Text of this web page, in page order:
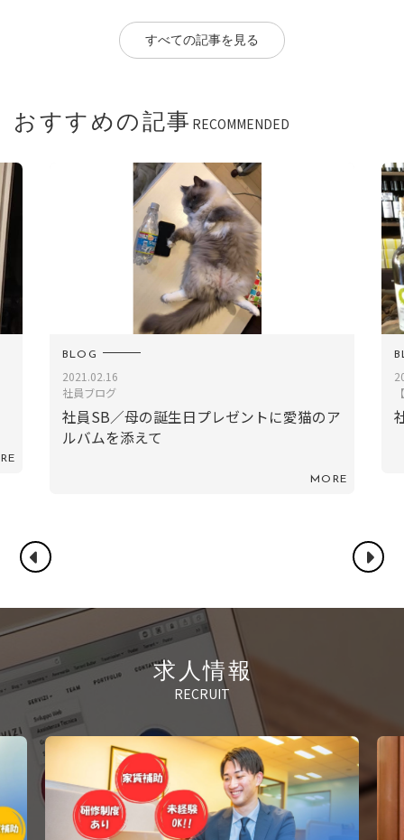
すべての記事を見る
おすすめの記事 RECOMMENDED
ゼントに愛猫のア 社員TN／勝沼ぶどう郷
求人情報
RECRUIT